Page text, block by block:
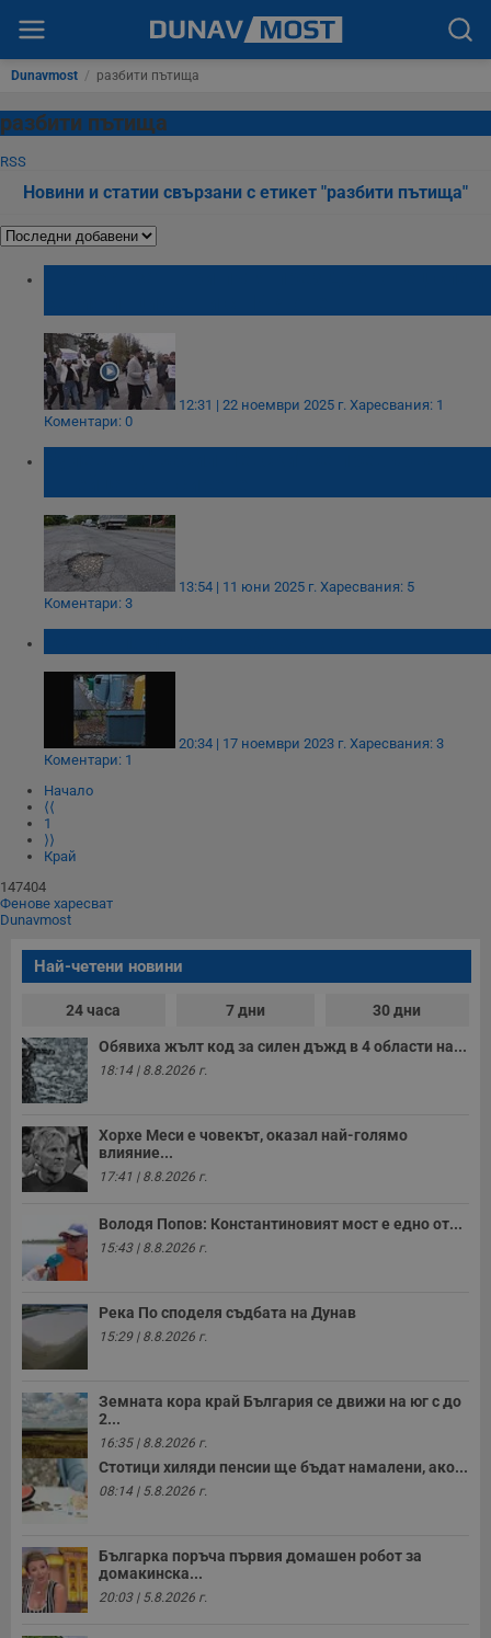
Dunavmost / разбити пътища
разбити пътища
RSS
Новини и статии свързани с етикет "разбити пътища"
12:31 | 22 ноември 2025 г. Харесвания: 1
Коментари: 0
13:54 | 11 юни 2025 г. Харесвания: 5
Коментари: 3
20:34 | 17 ноември 2023 г. Харесвания: 3
Коментари: 1
Начало
⟨⟨
1
⟩⟩
Край
147404
Фенове харесват
Dunavmost
Най-четени новини
24 часа 7 дни 30 дни
Обявиха жълт код за силен дъжд в 4 области на...
18:14 | 8.8.2026 г.
Хорхе Меси е човекът, оказал най-голямо
влияние...
17:41 | 8.8.2026 г.
Володя Попов: Константиновият мост е едно от...
15:43 | 8.8.2026 г.
Река По споделя съдбата на Дунав
15:29 | 8.8.2026 г.
Земната кора край България се движи на юг с до
2...
16:35 | 8.8.2026 г.
Стотици хиляди пенсии ще бъдат намалени, ако...
08:14 | 5.8.2026 г.
Българка поръча първия домашен робот за
домакинска...
20:03 | 5.8.2026 г.